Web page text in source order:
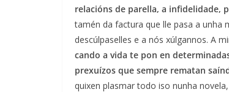
relacións de parella, a infidelidade,
tamén da factura que lle pasa a unha
descúlpaselles e a nós xúlgannos. A
cando a vida te pon en
prexuízos que sempre rematan
quixen plasmar todo iso nunha